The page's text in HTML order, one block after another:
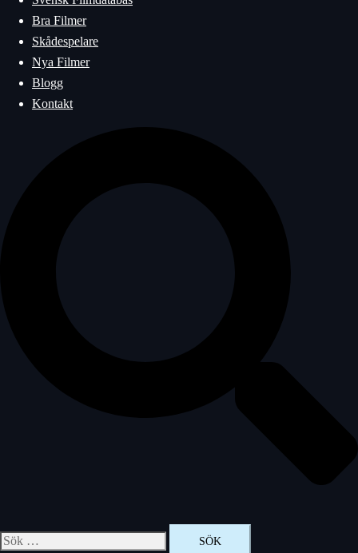
Bra Filmer
Skådespelare
Nya Filmer
Blogg
Kontakt
Sök